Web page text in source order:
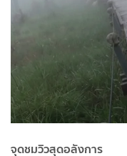
จุดชมวิวสุดอลังการ